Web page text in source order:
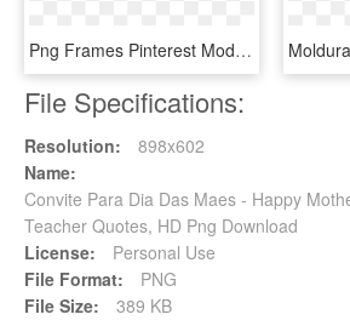
Png Frames Pinterest Modelo Convite Papel - Borda Para Convite De Casamento, Transparent Png
File Specifications:
Resolution:
898x602
Name:
Convite Para Dia Das Maes - Happy
Teacher Quotes, HD Png Download
License:
Personal Use
File Format:
PNG
File Size:
389 KB